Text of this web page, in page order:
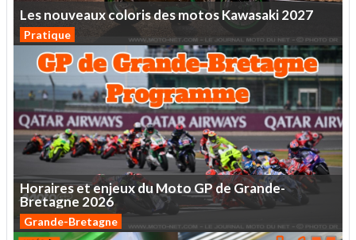
LesnouveauxcolorisdesmotosKawasaki2027
Pratique
HorairesetenjeuxduMotoGPdeGrande-
Bretagne 2026
Grande-Bretagne